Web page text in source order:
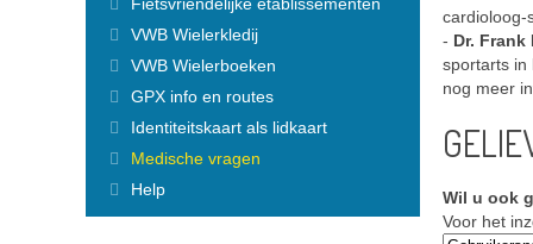
Finaliste Anouk
Finaliste Loes
Vorige Miss Flandriennes
VWB Nieuws
Artikels
Veelgestelde vragen / FAQ
Controle lidmaatschap
VWB Wielerkledij
VWB Wielerboeken
GPX info en routes
Identiteitskaart als lidkaart
Medische vragen
Help
cardioloog-
- Dr. Frank
sportarts in
nog meer
Wil u ook
Voor het